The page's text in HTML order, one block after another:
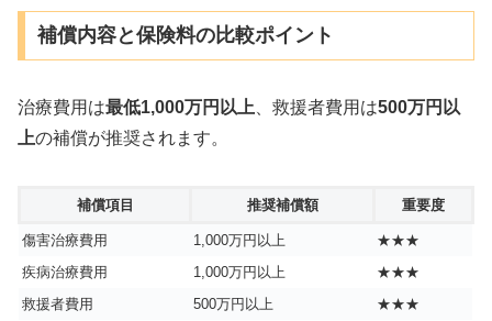
補償内容と保険料の比較ポイント
治療費用は最低1,000万円以上、救援者費用は500万円以
上の補償が推奨されます。
補償項目 推奨補償額 重要度
傷害治療費用 1,000万円以上
★★★
疾病治療費用
1,000万円以上
★★★
救援者費用
500万円以上
★★★